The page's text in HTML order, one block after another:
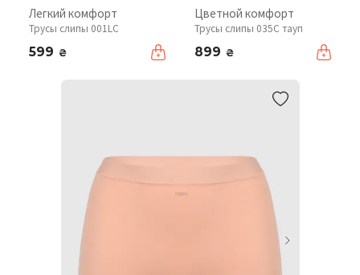
Легкий комфорт
Трусы слипы 001LC
599 ₴
Цветной комфорт
Трусы слипы 035C тауп
899 ₴